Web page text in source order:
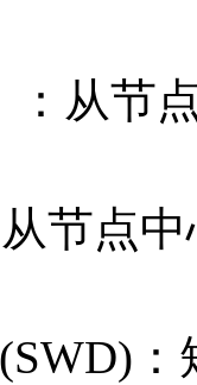
：从节
节点